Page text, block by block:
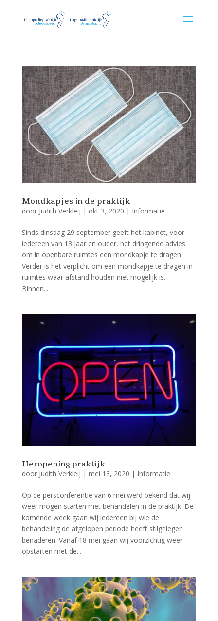
Mondkapjes in de praktijk
door Judith Verkleij | okt 3, 2020 | Informatie
Sinds dinsdag 29 september geeft het kabinet, voor
iedereen van 13 jaar en ouder, het dringende advies
om in openbare ruimtes een mondkapje te dragen.
Verder is het verplicht om een mondkapje te dragen in
ruimtes waar afstand houden niet mogelijk is.
Binnen...
Heropening praktijk
door Judith Verkleij | mei 13, 2020 | Informatie
Op de persconferentie van 6 mei werd bekend dat wij
weer mogen starten met behandelen in de praktijk. De
komende week gaan wij iedereen bij wie de
behandeling de afgelopen periode heeft stilgelegen
benaderen. Vanaf 18 mei gaan wij voorzichtig weer
opstarten met de...